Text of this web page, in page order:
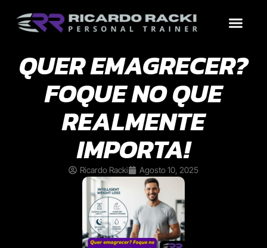
QUER EMAGRECER?
FOQUE NO QUE
REALMENTE
IMPORTA!
Ricardo Racki Agosto 10, 2025